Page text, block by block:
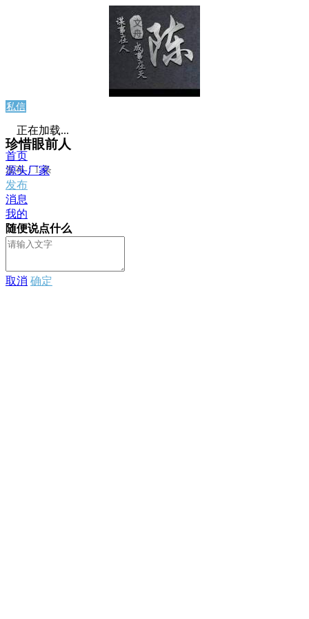
私信
珍惜眼前人
发布：1 条
正在加载...
首页
源头厂家
发布
消息
我的
随便说点什么
取消 确定